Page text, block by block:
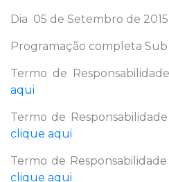
Dia 05 de Setembro de 2015
Programação completa Sub
Termo de
aqui
Termo de
clique aqui
Termo de
clique aqui